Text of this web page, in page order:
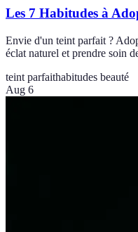
Les 7 Habitudes à
Envie d'un teint parfait ?
éclat naturel et prendre soin
teint parfaithabitudes beauté
Aug 6